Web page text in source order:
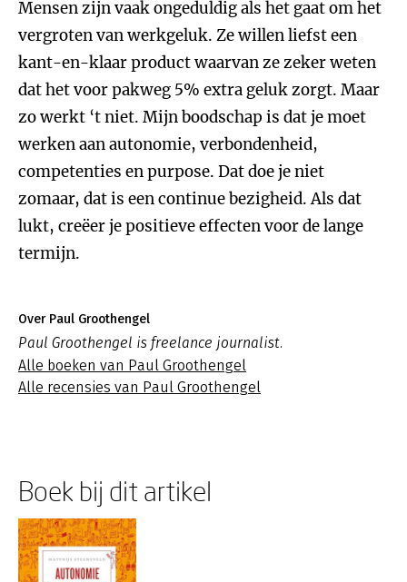
Mensen zijn vaak ongeduldig als het gaat om het
vergroten van werkgeluk. Ze willen liefst een
kant-en-klaar product waarvan ze zeker weten
dat het voor pakweg 5% extra geluk zorgt. Maar
zo werkt ‘t niet. Mijn boodschap is dat je moet
werken aan autonomie, verbondenheid,
competenties en purpose. Dat doe je niet
zomaar, dat is een continue bezigheid. Als dat
lukt, creëer je positieve effecten voor de lange
termijn.
Over Paul Groothengel
Paul Groothengel is freelance journalist.
Alle boeken van Paul Groothengel
Alle recensies van Paul Groothengel
Boek bij dit artikel